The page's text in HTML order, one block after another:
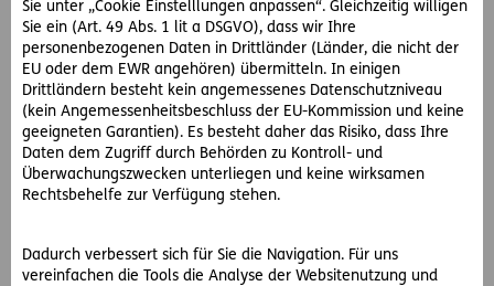
Sie unter „Cookie Einstelllungen anpassen“. Gleichzeitig willigen
Sie ein (Art. 49 Abs. 1 lit a DSGVO), dass wir Ihre
personenbezogenen Daten in Drittländer (Länder, die nicht der
EU oder dem EWR angehören) übermitteln. In einigen
Drittländern besteht kein angemessenes Datenschutzniveau
(kein Angemessenheitsbeschluss der EU-Kommission und keine
geeigneten Garantien). Es besteht daher das Risiko, dass Ihre
Daten dem Zugriff durch Behörden zu Kontroll- und
Überwachungszwecken unterliegen und keine wirksamen
Rechtsbehelfe zur Verfügung stehen.
Dadurch verbessert sich für Sie die Navigation. Für uns
vereinfachen die Tools die Analyse der Websitenutzung und
Nachbarschaftsrecht
Strafrecht
Familienrecht
Sportrecht
Insolvenz- und Sanierungsrecht
Öffnungszeiten:
– 12:00 Uhr